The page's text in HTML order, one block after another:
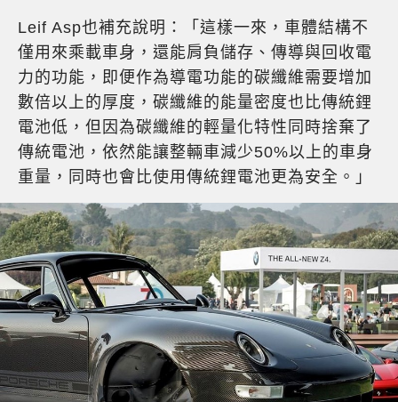
Leif Asp也補充說明：「這樣一來，車體結構不
僅用來乘載車身，還能肩負儲存、傳導與回收電
力的功能，即便作為導電功能的碳纖維需要增加
數倍以上的厚度，碳纖維的能量密度也比傳統鋰
電池低，但因為碳纖維的輕量化特性同時捨棄了
傳統電池，依然能讓整輛車減少50%以上的車身
重量，同時也會比使用傳統鋰電池更為安全。」